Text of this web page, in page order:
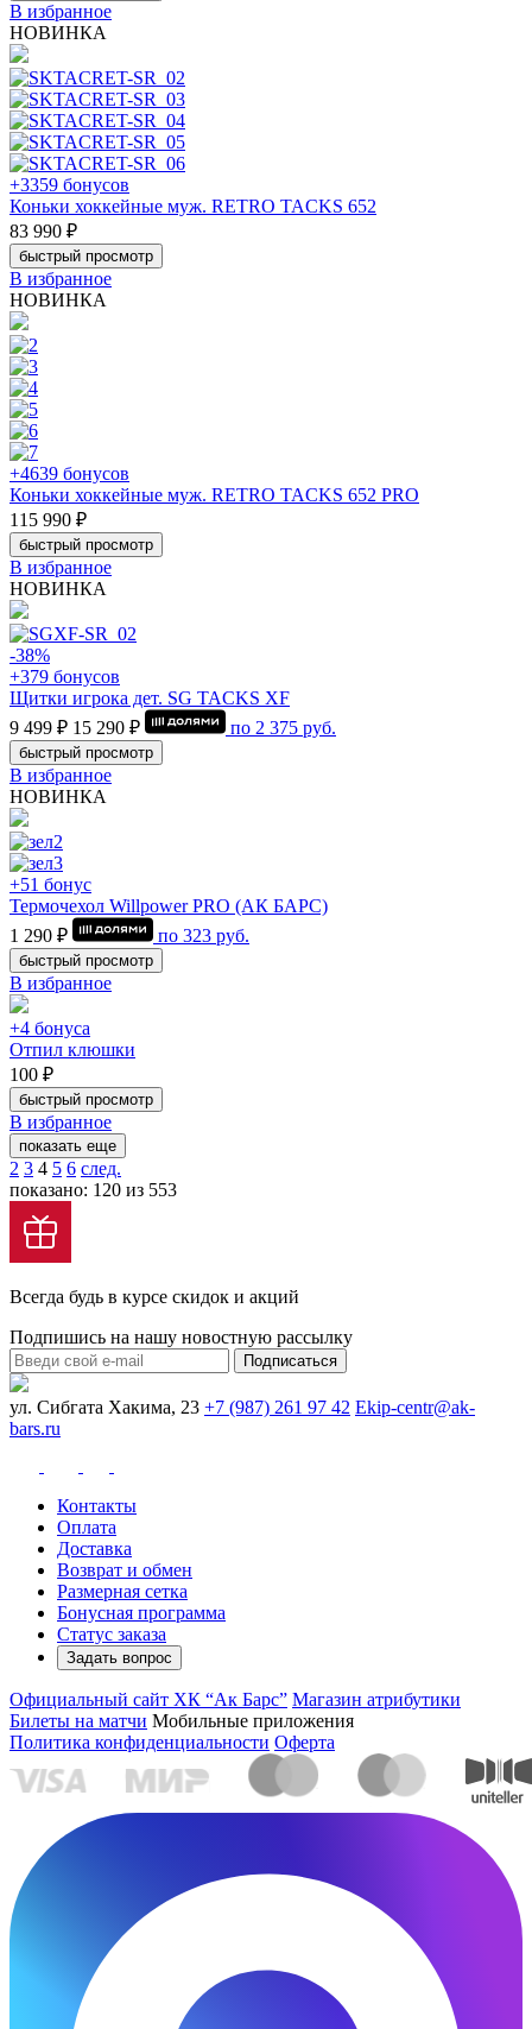
В избранное
НОВИНКА
+3359 бонусов
Коньки хоккейные муж. RETRO TACKS 652
83 990 ₽
быстрый просмотр
В избранное
НОВИНКА
+4639 бонусов
Коньки хоккейные муж. RETRO TACKS 652 PRO
115 990 ₽
быстрый просмотр
В избранное
НОВИНКА
-38%
+379 бонусов
Щитки игрока дет. SG TACKS XF
9 499 ₽ 15 290 ₽ по 2 375 руб.
быстрый просмотр
В избранное
НОВИНКА
+51 бонус
Термочехол Willpower PRO (АК БАРС)
1 290 ₽
по 323 руб.
быстрый просмотр
В избранное
+4 бонуса
Отпил клюшки
100 ₽
быстрый просмотр
В избранное
показать еще
2 3 4 5 6 след.
показано: 120 из 553
Всегда будь в курсе скидок и акций
Подпишись на нашу новостную рассылку
Подписаться
ул. Сибгата Хакима, 23 +7 (987) 261 97 42 Ekip-centr@ak-
bars.ru
Контакты
Оплата
Доставка
Возврат и обмен
Размерная сетка
Бонусная программа
Статус заказа
Задать вопрос
Официальный сайт ХК “Ак Барс” Магазин атрибутики
Билеты на матчи Мобильные приложения
Политика конфиденциальности Оферта